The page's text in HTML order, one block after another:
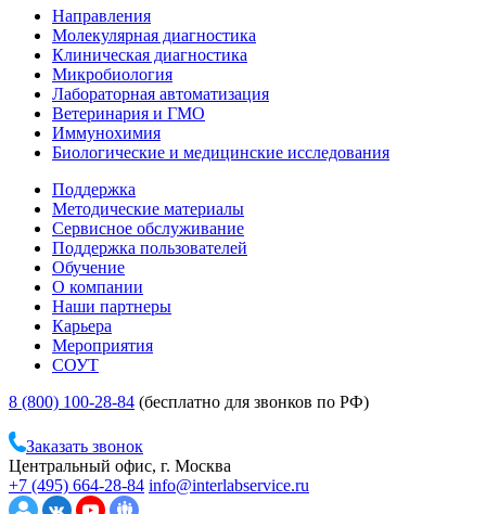
Направления
Молекулярная диагностика
Клиническая диагностика
Микробиология
Лабораторная автоматизация
Ветеринария и ГМО
Иммунохимия
Биологические и медицинские исследования
Поддержка
Методические материалы
Сервисное обслуживание
Поддержка пользователей
Обучение
О компании
Наши партнеры
Карьера
Мероприятия
СОУТ
8 (800) 100-28-84 (бесплатно для звонков по РФ)
Заказать звонок
Центральный офис, г. Москва
+7 (495) 664-28-84 info@interlabservice.ru